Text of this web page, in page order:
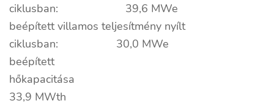
ciklusban: 39,6 MWe
beépített villamos teljesítmény nyílt
ciklusban: 30,0 MWe
beépített
hőkapacitása
33,9 MWth